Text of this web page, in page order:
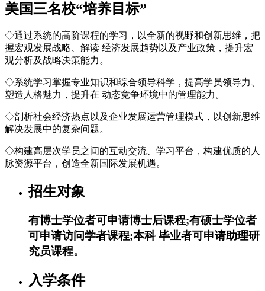
美国三名校“培养目标”
◇通过系统的高阶课程的学习，以全新的视野和创新思维，把
握宏观发展战略、解读 经济发展趋势以及产业政策，提升宏
观分析及战略决策能力。
◇系统学习掌握专业知识和综合领导科学，提高学员领导力、
塑造人格魅力，提升在 动态竞争环境中的管理能力。
◇剖析社会经济热点以及企业发展运营管理模式，以创新思维
解决发展中的复杂问题。
◇构建高层次学员之间的互动交流、学习平台，构建优质的人
脉资源平台，创造全新国际发展机遇。
招生对象
有博士学位者可申请博士后课程;有硕士学位者
可申请访问学者课程;本科 毕业者可申请助理研
究员课程。
入学条件